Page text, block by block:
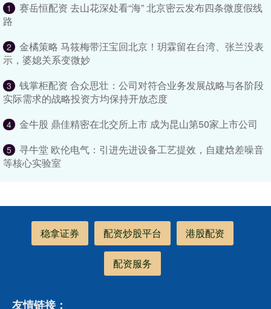
1
赛岳恒配资 去山花深处看“海” 北京密云发布四条微度假线
路
2
金橘策略 马筱梅带汪宝回北京！玥霖留在台湾、张兰没表
示，婆媳关系变微妙
3
钱掌柜配资 合众思壮：公司对符合业务发展战略与各阶段
实际需求的战略投资方均保持开放态度
4 金牛股 鼎佳精密在北交所上市 成为昆山第50家上市公司
5
寻牛堂 欧伦电气：引进先进设备工艺提效，自建焓差噪音
等核心实验室
稳拿证券 配资炒股平台 港股配资
配资服务
友情链接：